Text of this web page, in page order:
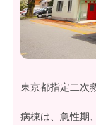
東京都指定二次
病棟は、急性期